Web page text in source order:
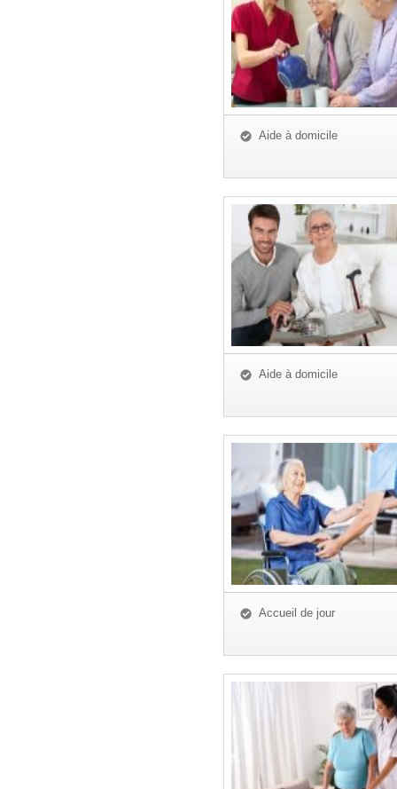
Aide à domicile
Aide à domicile
Accueil de jour